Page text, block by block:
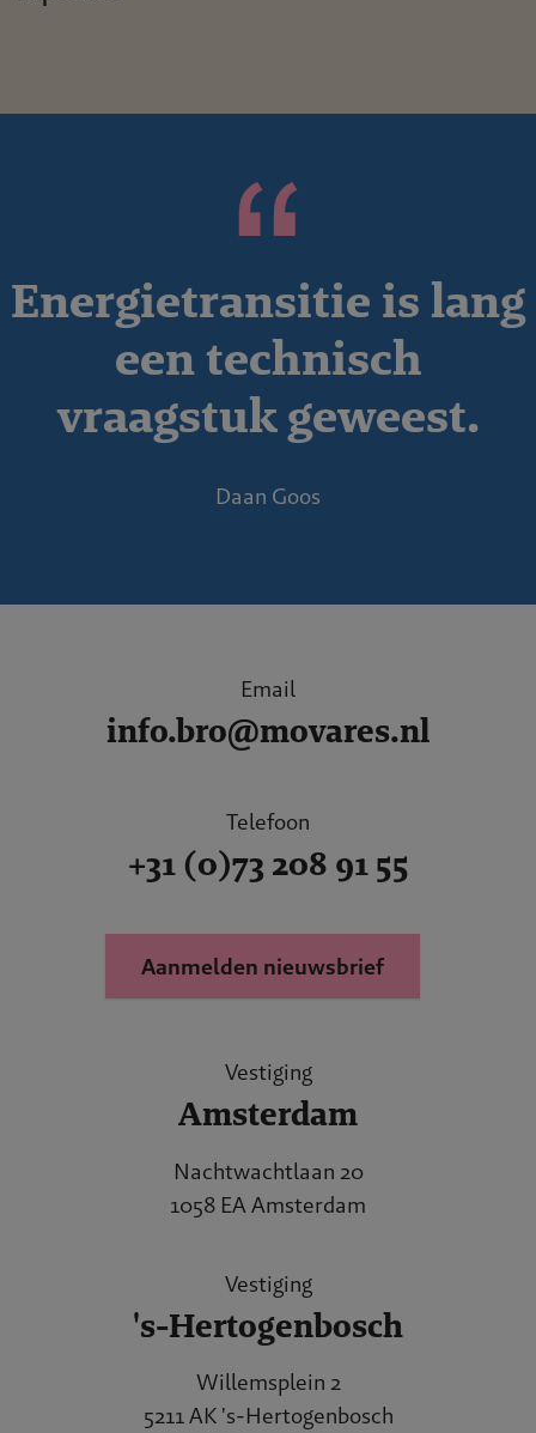
Energietransitie is lang
een technisch
vraagstuk geweest.
Daan Goos
Email
info.bro@movares.nl
Telefoon
+31 (0)73 208 91 55
Aanmelden nieuwsbrief
Vestiging
Amsterdam
Nachtwachtlaan 20
1058 EA Amsterdam
Vestiging
's-Hertogenbosch
Willemsplein 2
5211 AK 's-Hertogenbosch